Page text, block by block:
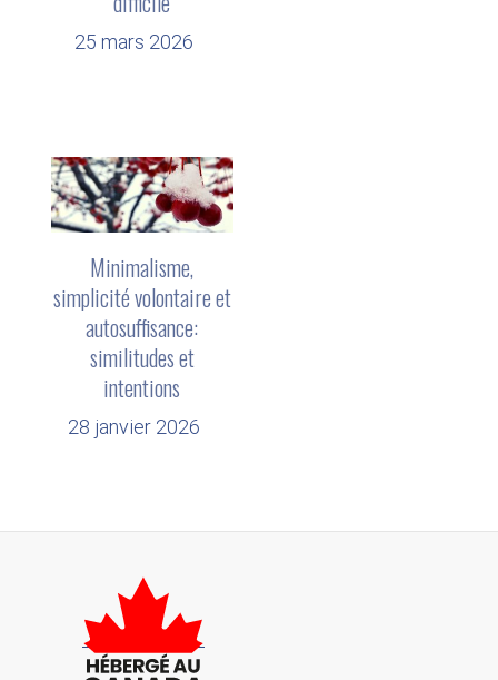
25 mars 2026
Minimalisme,
simplicité volontaire et
autosuffisance:
similitudes et
intentions
28 janvier 2026